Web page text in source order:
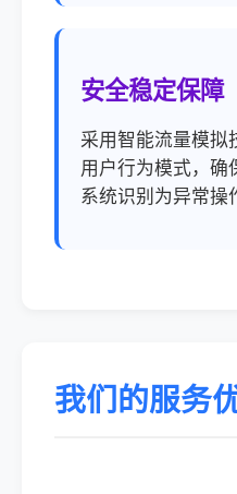
安全稳定保障
采用智能流量模拟
用户行为模式，确
系统识别为异常操
我们的服务